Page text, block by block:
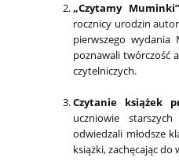
„Czytamy Muminki”
rocznicy urodzin
pierwszego wydania
poznawali twórczość
czytelniczych.
Czytanie książek
uczniowie
odwiedzali młodsze
książki, zachęcając